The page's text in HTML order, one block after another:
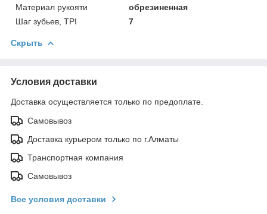
Материал рукояти
обрезиненная
Шаг зубьев, TPI
7
Скрыть
Условия доставки
Доставка осуществляется только по предоплате.
Самовывоз
Доставка курьером только по г.Алматы
Транспортная компания
Самовывоз
Все условия доставки